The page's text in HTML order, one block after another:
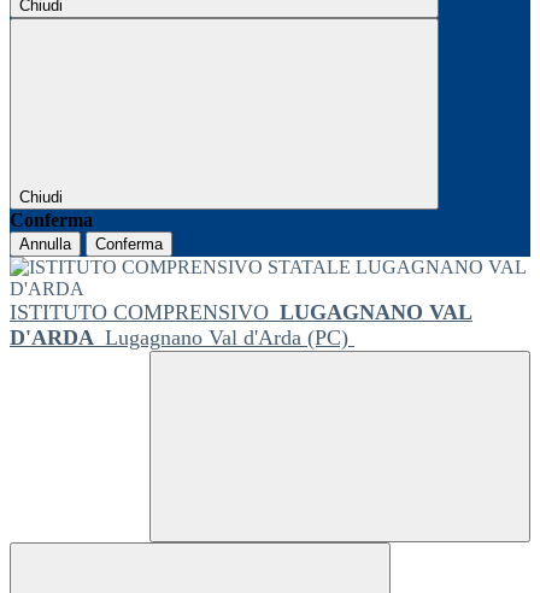
Chiudi
Chiudi
Conferma
Annulla Conferma
ISTITUTO COMPRENSIVO LUGAGNANO VAL
D'ARDA Lugagnano Val d'Arda (PC)